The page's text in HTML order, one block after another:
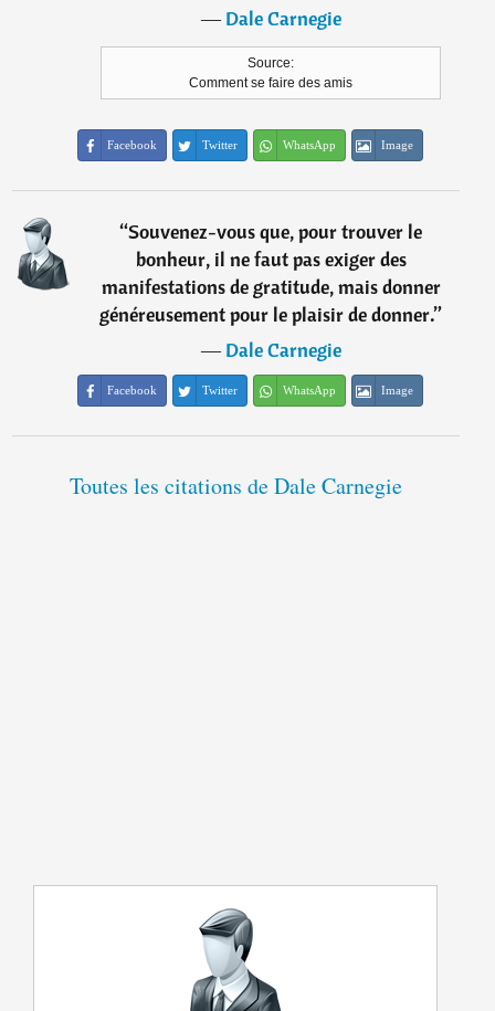
―Dale Carnegie
Source:
Comment se faire des amis
Facebook Twitter WhatsApp Image
“Souvenez-vous que, pour trouver le
bonheur, il ne faut pas exiger des
manifestations de gratitude, mais donner
généreusement pour le plaisir de donner.”
―Dale Carnegie
Facebook Twitter WhatsApp Image
Toutes les citations de Dale Carnegie